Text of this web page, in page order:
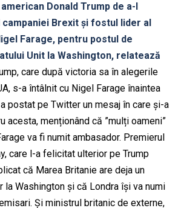
Donald Trump de a-l
Brexit și fostul lider al
Farage, pentru postul de
Unit la Washington, relatează
care după victoria sa în alegerile
s-a întâlnit cu Nigel Farage înaintea
postat pe Twitter un mesaj în care și-a
acesta, menționând că ”mulți oameni”
va fi numit ambasador. Premierul
care l-a felicitat ulterior pe Trump
că Marea Britanie are deja un
la Washington și că Londra își va numi
Și ministrul britanic de externe,